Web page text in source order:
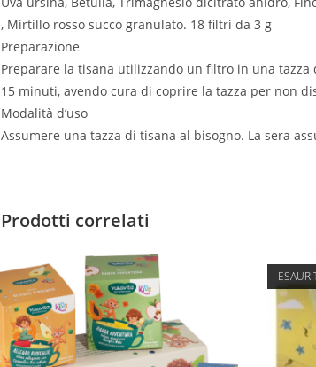
, Mirtillo rosso succo granulato. 18 filtri da 3 g
Preparazione
Preparare la tisana utilizzando un filtro in una tazza
15 minuti, avendo cura di coprire la tazza per non
Modalità d’uso
Assumere una tazza di tisana al bisogno. La sera
Prodotti correlati